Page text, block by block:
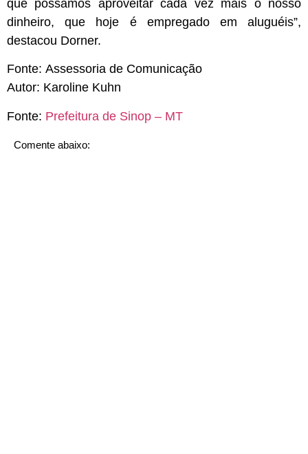
que possamos aproveitar cada vez mais o nosso
dinheiro, que hoje é empregado em aluguéis”,
destacou Dorner.
Fonte: Assessoria de Comunicação
Autor: Karoline Kuhn
Fonte: Prefeitura de Sinop – MT
Comente abaixo: